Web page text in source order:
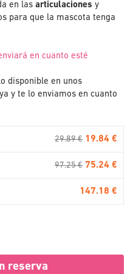
en las articulaciones y
para que la mascota tenga
en cuanto esté
disponible en unos
y te lo enviamos en cuanto
29.89 € 19.84 €
97.25 € 75.24 €
147.18 €
reserva